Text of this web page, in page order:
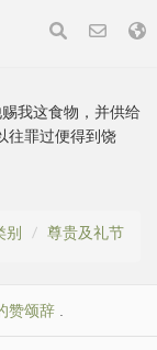
我这食物，并供给
往罪过便得到饶
别 尊贵及礼节
赞颂辞 .